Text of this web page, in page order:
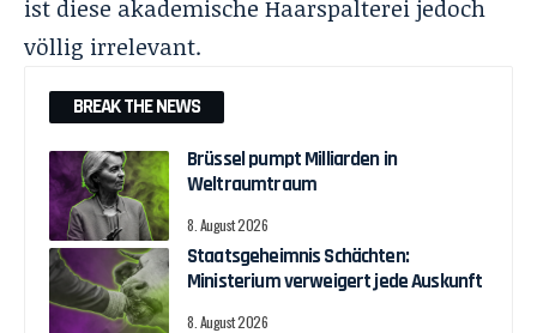
ist diese akademische Haarspalterei jedoch
völlig irrelevant.
BREAK THE NEWS
Brüssel pumpt Milliarden in
Weltraumtraum
8. August 2026
Staatsgeheimnis Schächten:
Ministerium verweigert jede Auskunft
8. August 2026